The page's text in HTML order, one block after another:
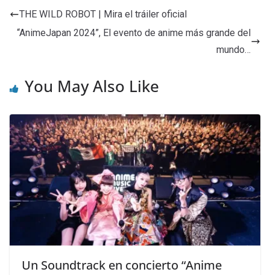
THE WILD ROBOT | Mira el tráiler oficial
“AnimeJapan 2024”, El evento de anime más grande del
mundo…
You May Also Like
Un Soundtrack en concierto “Anime